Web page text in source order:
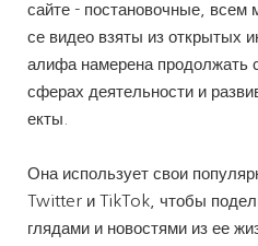
сайте - постановочные,
се видео взяты из открытых
алифа намерена продолжать
сферах деятельности и
екты.
Она использует свои
Twitter и TikTok, чтобы
глядами и новостями из ее